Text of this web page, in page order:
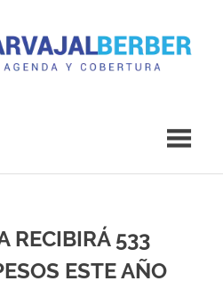
RECIBIRÁ 533
ESTE AÑO